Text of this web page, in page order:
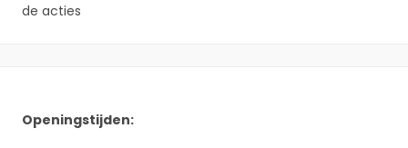
de acties
Openingstijden: